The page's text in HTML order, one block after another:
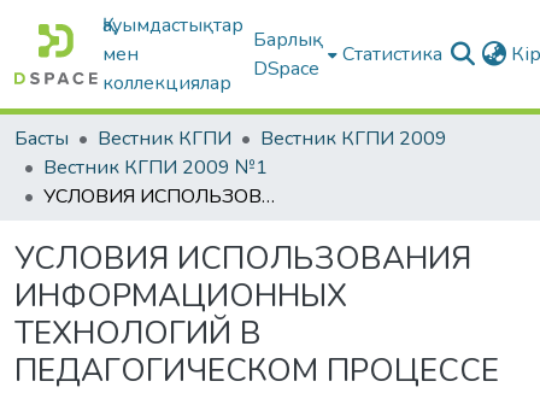
Қауымдастықтар
мен
коллекциялар
Барлық
DSpace
Статистика
Басты Вестник КГПИ
Вестник КГПИ 2009
Вестник КГПИ 2009 №1
УСЛОВИЯ ИСПОЛЬЗОВАНИЯ ИНФОРМАЦИОННЫХ ТЕХНОЛОГИЙ В ПЕДАГОГИЧЕСКОМ ПРОЦЕССЕ
УСЛОВИЯ ИСПОЛЬЗОВАНИЯ
ИНФОРМАЦИОННЫХ
ТЕХНОЛОГИЙ В
ПЕДАГОГИЧЕСКОМ ПРОЦЕССЕ